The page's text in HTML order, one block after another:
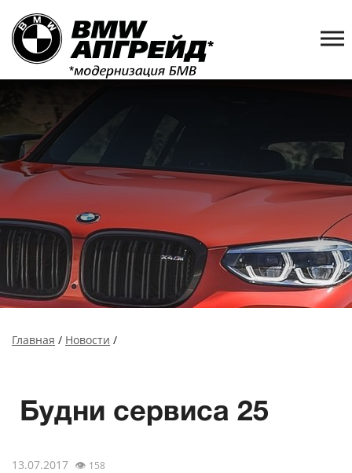
Главная / Новости /
Будни сервиса 25
13.07.2017 👁 158